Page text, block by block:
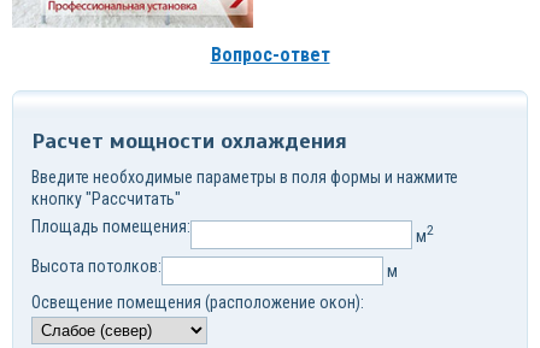
Вопрос-ответ
Расчет мощности охлаждения
Введите необходимые параметры в поля формы и нажмите
кнопку "Рассчитать"
Площадь помещения:
м2
Высота потолков:
м
Освещение помещения (расположение окон):